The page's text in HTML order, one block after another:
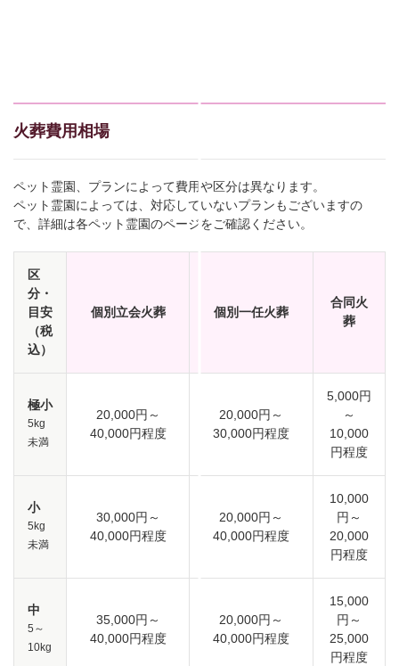
火葬費用相場
ペット霊園、プランによって費用や区分は異なります。
ペット霊園によっては、対応していないプランもございますの
で、詳細は各ペット霊園のページをご確認ください。
区
分・
目安
（税
込）
個別立会火葬 個別一任火葬
合同火
葬
極小
5kg
未満
20,000円～
40,000円程度
20,000円～
30,000円程度
5,000円
～
10,000
円程度
小
5kg
未満
30,000円～
40,000円程度
20,000円～
40,000円程度
10,000
円～
20,000
円程度
中
5～
10kg
35,000円～
40,000円程度
20,000円～
40,000円程度
15,000
円～
25,000
円程度